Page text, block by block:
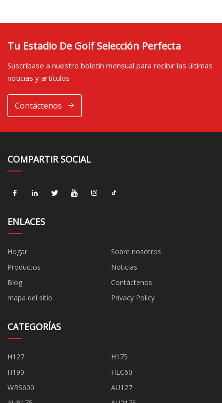
Tu Estadio De Golf Selección Perfecta
Suscríbase a nuestro boletín mensual para recibir las últimas
noticias y artículos
Contáctenos
COMPARTIR SOCIAL
ENLACES
Hogar
Sobre nosotros
Productos
Noticias
Blog
Contáctenos
mapa del sitio
Privacy Policy
CATEGORÍAS
H127
H175
H190
HLC60
WRS600
AU127